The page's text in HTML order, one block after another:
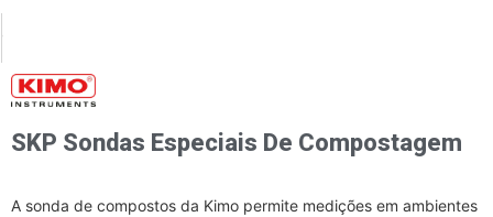
SKP Sondas Especiais De Compostagem
A sonda de compostos da Kimo permite medições em ambientes